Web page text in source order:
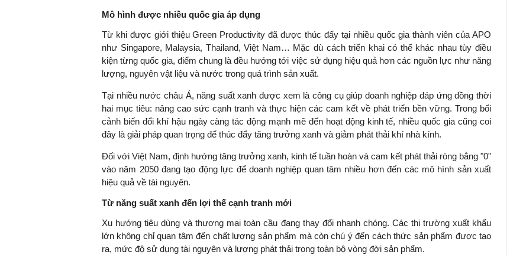
Mô hình được nhiều quốc gia áp dụng
Từ khi được giới thiệu Green Productivity đã được thúc đẩy tại nhiều quốc gia thành viên của APO
như Singapore, Malaysia, Thailand, Việt Nam… Mặc dù cách triển khai có thể khác nhau tùy điều
kiện từng quốc gia, điểm chung là đều hướng tới việc sử dụng hiệu quả hơn các nguồn lực như năng
lượng, nguyên vật liệu và nước trong quá trình sản xuất.
Tại nhiều nước châu Á, năng suất xanh được xem là công cụ giúp doanh nghiệp đáp ứng đồng thời
hai mục tiêu: nâng cao sức cạnh tranh và thực hiện các cam kết về phát triển bền vững. Trong bối
cảnh biến đổi khí hậu ngày càng tác động mạnh mẽ đến hoạt động kinh tế, nhiều quốc gia cũng coi
đây là giải pháp quan trọng để thúc đẩy tăng trưởng xanh và giảm phát thải khí nhà kính.
Đối với Việt Nam, định hướng tăng trưởng xanh, kinh tế tuần hoàn và cam kết phát thải ròng bằng "0"
vào năm 2050 đang tạo động lực để doanh nghiệp quan tâm nhiều hơn đến các mô hình sản xuất
hiệu quả về tài nguyên.
Từ năng suất xanh đến lợi thế cạnh tranh mới
Xu hướng tiêu dùng và thương mại toàn cầu đang thay đổi nhanh chóng. Các thị trường xuất khẩu
lớn không chỉ quan tâm đến chất lượng sản phẩm mà còn chú ý đến cách thức sản phẩm được tạo
ra, mức độ sử dụng tài nguyên và lượng phát thải trong toàn bộ vòng đời sản phẩm.